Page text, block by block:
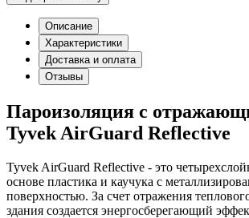
Описание
Характеристики
Доставка и оплата
Отзывы
Пароизоляция с
Tyvek AirGuard Reflective
Tyvek AirGuard Reflective - это
основе пластика и каучука с
поверхностью. За счет отражения
здания создается энергосберегающий